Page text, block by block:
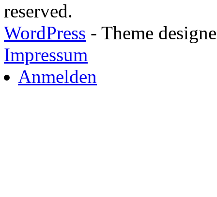
reserved.
WordPress - Theme
Impressum
Anmelden